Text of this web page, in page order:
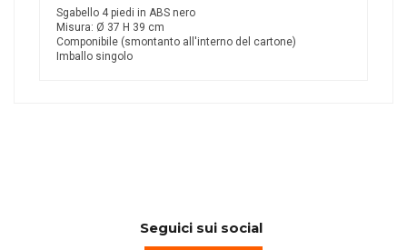
Sgabello 4 piedi in ABS nero
Misura: Ø 37 H 39 cm
Componibile (smontanto all'interno del cartone)
Imballo singolo
Seguici sui social